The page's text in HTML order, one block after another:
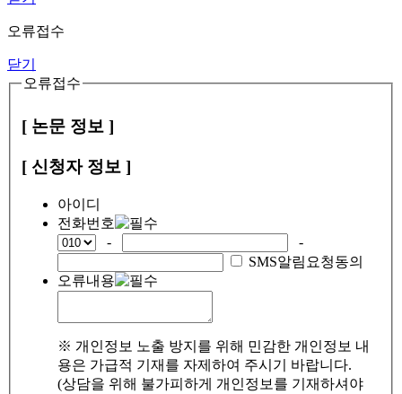
오류접수
닫기
오류접수
[ 논문 정보 ]
[ 신청자 정보 ]
아이디
전화번호
-
-
SMS알림요청동의
오류내용
※ 개인정보 노출 방지를 위해 민감한 개인정보 내
용은 가급적 기재를 자제하여 주시기 바랍니다.
(상담을 위해 불가피하게 개인정보를 기재하셔야